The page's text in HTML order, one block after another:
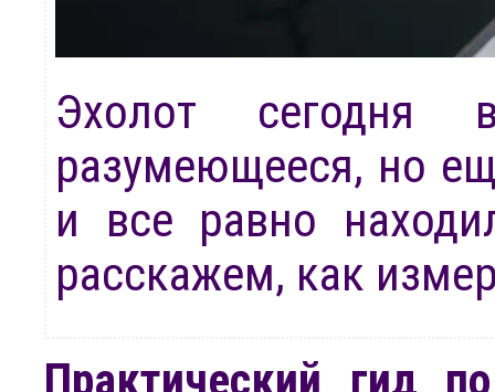
Эхолот сегодня
разумеющееся, но
и все равно
расскажем, как
Практический гид